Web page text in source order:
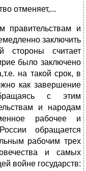
отменяет,...
правительствам и
заключить
стороны считает
было заключено
на такой срок, в
как завершение
с этим
и народам
рабочее и
обращается
рабочим трех
и самых
войне государств: